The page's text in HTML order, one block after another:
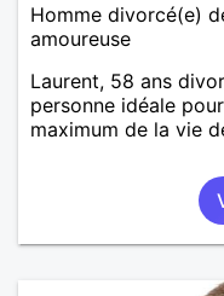
Homme divorcé(e)
amoureuse
Laurent, 58 ans
personne idéale
maximum de la vie